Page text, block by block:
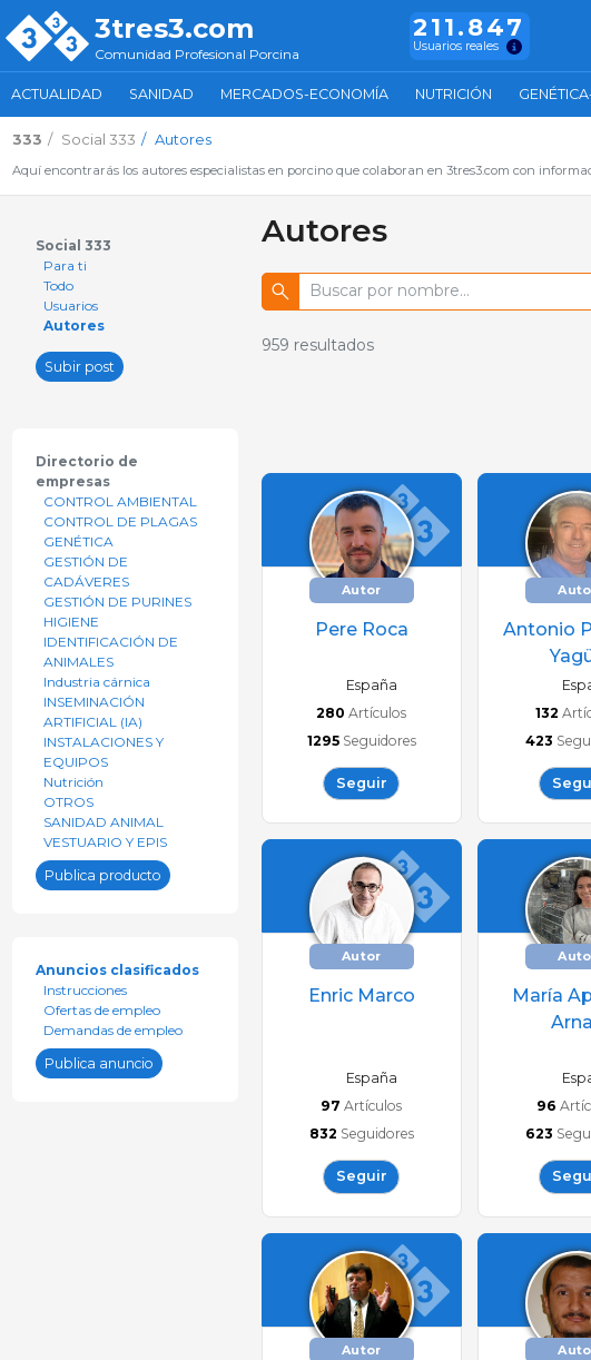
3tres3.com
Comunidad Profesional Porcina
211.847
Usuarios reales
ACTUALIDAD SANIDAD MERCADOS-ECONOMÍA NUTRICIÓN
333 Social 333 Autores
Aquí encontrarás los autores especialistas en porcino que colaboran en 3tres3.com con
Social 333
Para ti
Todo
Usuarios
Autores
Subir post
Directorio de
empresas
CONTROL AMBIENTAL
CONTROL DE PLAGAS
GENÉTICA
GESTIÓN DE
CADÁVERES
GESTIÓN DE PURINES
HIGIENE
IDENTIFICACIÓN DE
ANIMALES
Industria cárnica
INSEMINACIÓN
ARTIFICIAL (IA)
INSTALACIONES Y
EQUIPOS
Nutrición
OTROS
SANIDAD ANIMAL
VESTUARIO Y EPIS
Publica producto
Anuncios clasificados
Instrucciones
Ofertas de empleo
Demandas de empleo
Publica anuncio
Autores
959 resultados
Autor
Pere Roca
España
280 Artículos
1295 Seguidores
Seguir
Antonio
132
423
Autor
Enric Marco
España
97 Artículos
832 Seguidores
Seguir
María
96
623
Autor